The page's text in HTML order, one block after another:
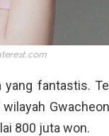
yang fantastis.
800 juta won.